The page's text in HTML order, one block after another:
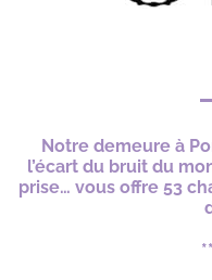
Notre demeure à
l’écart du bruit du
prise… vous offre 53